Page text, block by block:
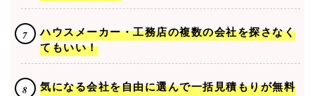
ハウスメーカー・工務店の複数の会社を探さなく
てもいい！
気になる会社を自由に選んで一括見積もりが無料